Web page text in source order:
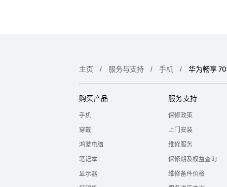
主页 服务与支持 手机 华为畅享
购买产品
手机
穿戴
鸿蒙电脑
笔记本
显示器
服务支持
保修政策
上门安装
维修服务
保修期及权益查询
维修备件价格